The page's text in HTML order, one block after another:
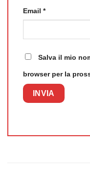
Email *
Salva il mio
browser per la